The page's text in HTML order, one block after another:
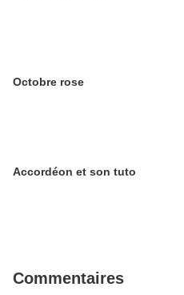
Octobre rose
Accordéon et son tuto
Commentaires